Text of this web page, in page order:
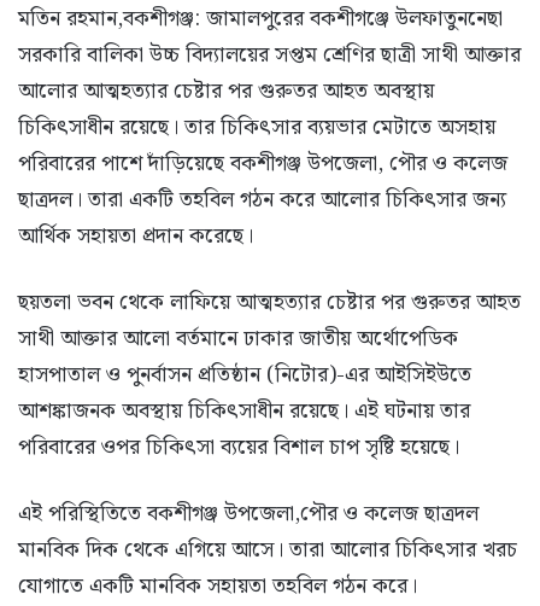
মতিন রহমান,বকশীগঞ্জ: জামালপুরের বকশীগঞ্জে উলফাতুননেছা
সরকারি বালিকা উচ্চ বিদ্যালয়ের সপ্তম শ্রেণির ছাত্রী সাথী আক্তার
আলোর আত্মহত্যার চেষ্টার পর গুরুতর আহত অবস্থায়
চিকিৎসাধীন রয়েছে। তার চিকিৎসার ব্যয়ভার মেটাতে অসহায়
পরিবারের পাশে দাঁড়িয়েছে বকশীগঞ্জ উপজেলা, পৌর ও কলেজ
ছাত্রদল। তারা একটি তহবিল গঠন করে আলোর চিকিৎসার জন্য
আর্থিক সহায়তা প্রদান করেছে।
ছয়তলা ভবন থেকে লাফিয়ে আত্মহত্যার চেষ্টার পর গুরুতর আহত
সাথী আক্তার আলো বর্তমানে ঢাকার জাতীয় অর্থোপেডিক
হাসপাতাল ও পুনর্বাসন প্রতিষ্ঠান (নিটোর)-এর আইসিইউতে
আশঙ্কাজনক অবস্থায় চিকিৎসাধীন রয়েছে। এই ঘটনায় তার
পরিবারের ওপর চিকিৎসা ব্যয়ের বিশাল চাপ সৃষ্টি হয়েছে।
এই পরিস্থিতিতে বকশীগঞ্জ উপজেলা,পৌর ও কলেজ ছাত্রদল
মানবিক দিক থেকে এগিয়ে আসে। তারা আলোর চিকিৎসার খরচ
যোগাতে একটি মানবিক সহায়তা তহবিল গঠন করে।